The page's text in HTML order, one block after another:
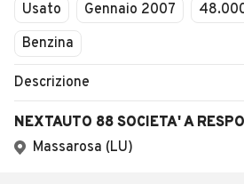
Usato Gennaio 2007
Benzina
Descrizione
Massarosa (LU)